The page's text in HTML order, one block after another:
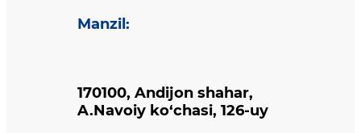
Manzil :
170100, Andijon shahar,
A.Navoiy ko‘chasi, 126-uy